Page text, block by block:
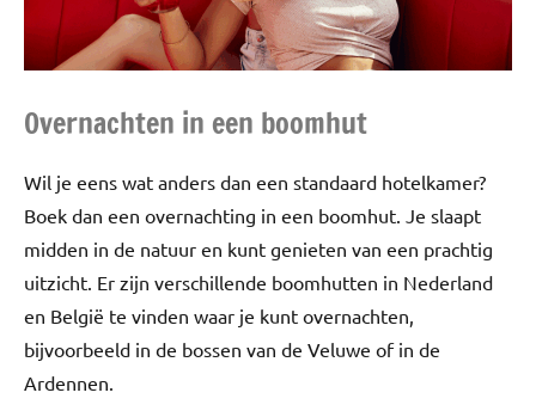
Overnachten in een boomhut
Wil je eens wat anders dan een standaard hotelkamer?
Boek dan een overnachting in een boomhut. Je slaapt
midden in de natuur en kunt genieten van een prachtig
uitzicht. Er zijn verschillende boomhutten in Nederland
en België te vinden waar je kunt overnachten,
bijvoorbeeld in de bossen van de Veluwe of in de
Ardennen.